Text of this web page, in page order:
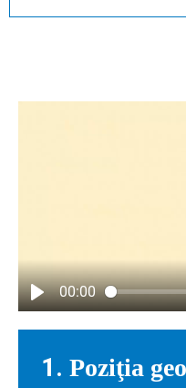
00:00
1. Poziţia